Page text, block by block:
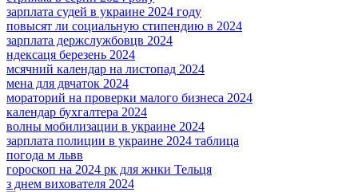
зарплата судей в украине 2024 году
повысят ли социальную стипендию в 2024
зарплата держслужбовцв 2024
ндексаця березень 2024
мсячний календар на листопад 2024
мена для двчаток 2024
мораторий на проверки малого бизнеса 2024
календар бухгалтера 2024
волны мобилизации в украине 2024
зарплата полиции в украине 2024 таблица
погода м львв
гороскоп на 2024 рк для жнки Тельця
з днем вихователя 2024